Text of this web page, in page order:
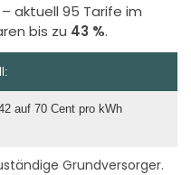
– aktuell 95 Tarife im
bis zu 43 %.
Grundversorger.
auf 70 Cent pro kWh